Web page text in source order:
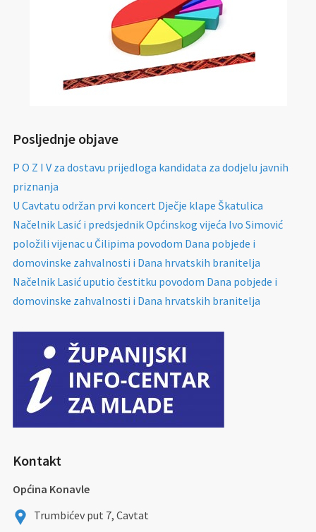
Posljednje objave
P O Z I V za dostavu prijedloga kandidata za dodjelu javnih
priznanja
U Cavtatu održan prvi koncert Dječje klape Škatulica
Načelnik Lasić i predsjednik Općinskog vijeća Ivo Simović
položili vijenac u Čilipima povodom Dana pobjede i
domovinske zahvalnosti i Dana hrvatskih branitelja
Načelnik Lasić uputio čestitku povodom Dana pobjede i
domovinske zahvalnosti i Dana hrvatskih branitelja
Kontakt
Općina Konavle
Trumbićev put 7, Cavtat